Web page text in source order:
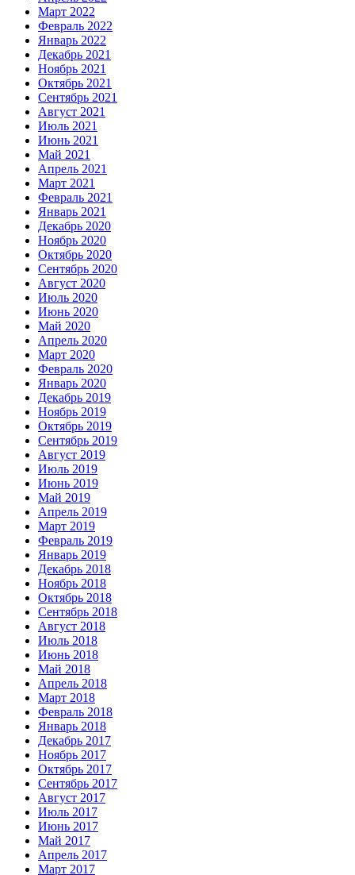
Март 2022
Февраль 2022
Январь 2022
Декабрь 2021
Ноябрь 2021
Октябрь 2021
Сентябрь 2021
Август 2021
Июль 2021
Июнь 2021
Май 2021
Апрель 2021
Март 2021
Февраль 2021
Январь 2021
Декабрь 2020
Ноябрь 2020
Октябрь 2020
Сентябрь 2020
Август 2020
Июль 2020
Июнь 2020
Май 2020
Апрель 2020
Март 2020
Февраль 2020
Январь 2020
Декабрь 2019
Ноябрь 2019
Октябрь 2019
Сентябрь 2019
Август 2019
Июль 2019
Июнь 2019
Май 2019
Апрель 2019
Март 2019
Февраль 2019
Январь 2019
Декабрь 2018
Ноябрь 2018
Октябрь 2018
Сентябрь 2018
Август 2018
Июль 2018
Июнь 2018
Май 2018
Апрель 2018
Март 2018
Февраль 2018
Январь 2018
Декабрь 2017
Ноябрь 2017
Октябрь 2017
Сентябрь 2017
Август 2017
Июль 2017
Июнь 2017
Май 2017
Апрель 2017
Март 2017